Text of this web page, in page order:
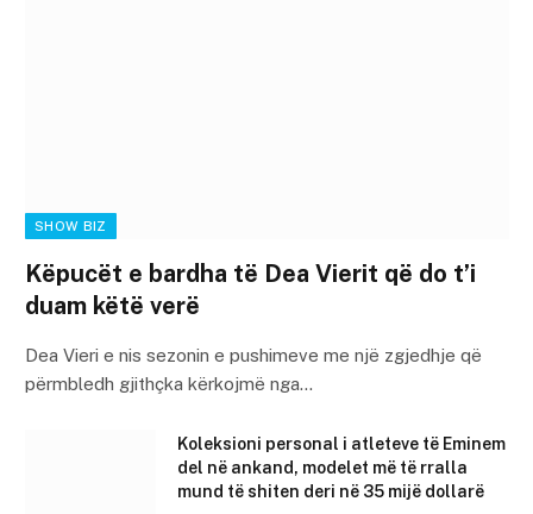
SHOW BIZ
Këpucët e bardha të Dea Vierit që do t’i
duam këtë verë
Dea Vieri e nis sezonin e pushimeve me një zgjedhje që
përmbledh gjithçka kërkojmë nga…
Koleksioni personal i atleteve të Eminem
del në ankand, modelet më të rralla
mund të shiten deri në 35 mijë dollarë